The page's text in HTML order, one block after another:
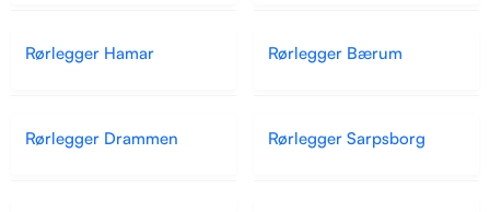
Rørlegger Hamar Rørlegger Bærum
Rørlegger Drammen Rørlegger Sarpsborg